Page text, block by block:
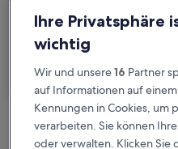
Ich reise geschäftlich
Kostenlose
Ihre Privatsphäre
wichtig
Wir und unsere16 Partner
auf Informationen auf
Kennungen in Cookies, um
verarbeiten. Sie können
oder verwalten. Klicken Sie